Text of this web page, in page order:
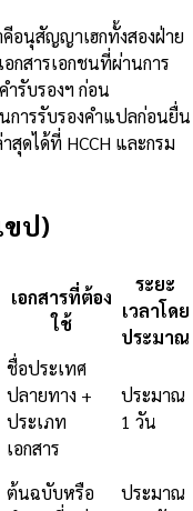
อนุสัญญาเฮกทั้งสองฝ่าย
กสารเอกชนที่ผ่านการ
รับรองฯ ก่อน
การรับรองคำแปลก่อนยื่น
ดได้ที่ HCCH และกรม
ขป)
เอกสารที่ต้อง
ใช้
ระยะ
เวลาโดย
ประมาณ
ชื่อประเทศ
ปลายทาง +
ประเภท
เอกสาร
ประมาณ
1 วัน
ต้นฉบับหรือ
ประมาณ